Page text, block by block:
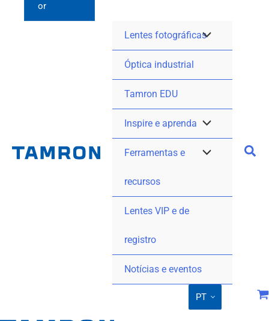
or
Lentes fotográficas
Óptica industrial
Tamron EDU
Inspire e aprenda
Ferramentas e
recursos
Lentes VIP e de
registro
Notícias e eventos
PT